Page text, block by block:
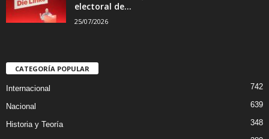
electoral de...
25/07/2026
CATEGORÍA POPULAR
Internacional 742
Nacional 639
Historia y Teoría 348